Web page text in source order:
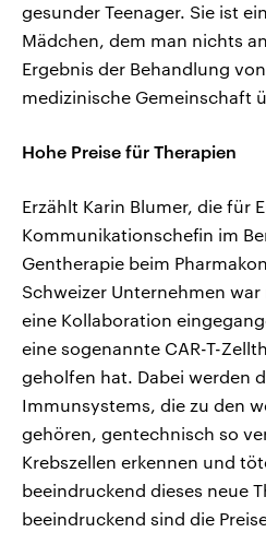
gesunder Teenager. Sie ist
Mädchen, dem man nichts
Ergebnis der Behandlung
medizinische Gemeinschaft
Hohe Preise für Therapien
Erzählt Karin Blumer, die für
Kommunikationschefin im
Gentherapie beim
Schweizer Unternehmen
eine Kollaboration
eine sogenannte CAR-T-
geholfen hat. Dabei werden
Immunsystems, die zu den
gehören, gentechnisch so
Krebszellen erkennen und
beeindruckend dieses neue
beeindruckend sind die